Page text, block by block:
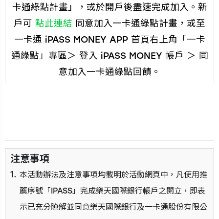
卡通綠點計畫」，或於開戶後盡速完成加入。新
戶可 點此連結 同意加入一卡通綠點計畫，或至
一卡通 iPASS MONEY APP 首頁右上角「一卡
通綠點」專區＞ 登入 iPASS MONEY 帳戶 ＞ 同
意加入一卡通綠點回饋。
注意事項
本活動辦法及注意事項均載明於活動網頁中，凡使用推
薦序號「IPASS」完成樂天國際銀行帳戶之開立，即表
示已充分瞭解並同意樂天國際銀行及一卡通股份有限公